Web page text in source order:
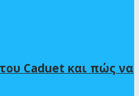
Caduet και πώς να